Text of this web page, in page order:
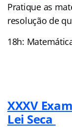
Pratique as
resolução de
18h:
XXXV
Lei Seca